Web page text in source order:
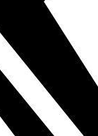
de acción